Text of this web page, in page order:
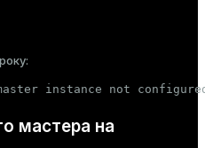
instance not
мастера на